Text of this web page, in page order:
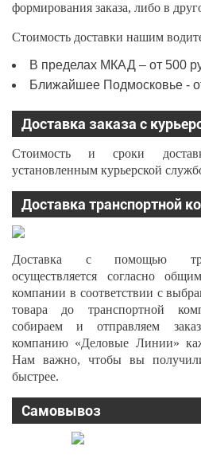
формирования заказа, либо в
Стоимость доставки нашим
В пределах МКАД – от 500
Ближайшее Подмосковье -
Доставка заказа с
Стоимость и сроки
установленным курьерской
Доставка транспортной
Доставка с помощью
осуществляется согласно
компании в соответствии с
товара до транспортной
собираем и отправляем
компанию «Деловые Линии»
Нам важно, чтобы вы
быстрее.
Самовывоз